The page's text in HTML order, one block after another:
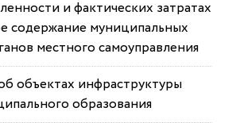
и фактических затратах
содержание муниципальных
местного самоуправления
объектах инфраструктуры
образования